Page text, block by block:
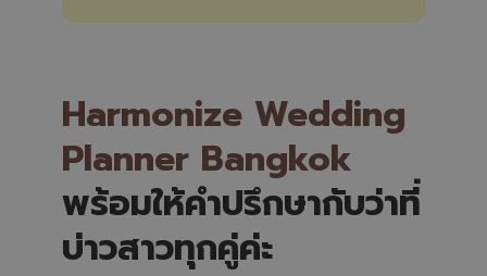
Harmonize Wedding
Planner Bangkok
พร้อมให้คำปรึกษากับว่าที่
บ่าวสาวทุกคู่ค่ะ